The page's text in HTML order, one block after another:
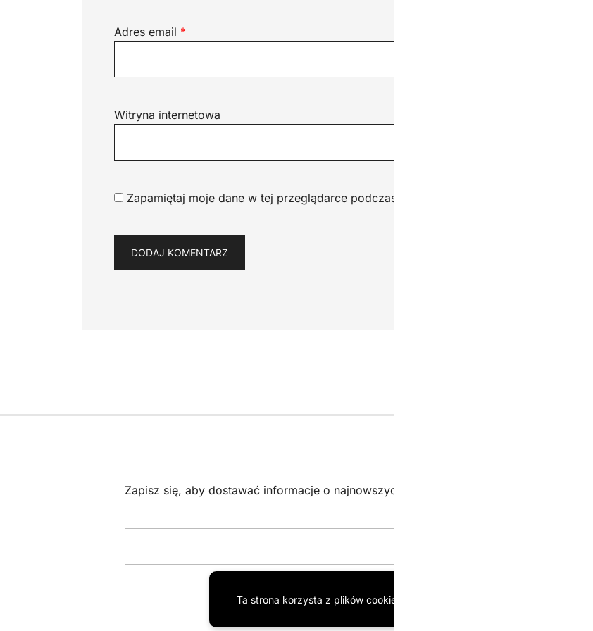
Adres email *
Witryna internetowa
Zapamiętaj moje dane w tej przeglądarce podczas pisania kolejnych komentarzy.
Zapisz się, aby dostawać informacje o najnowszych promocjach i wyjątkowych kodach!
Ta strona korzysta z plików cookie, aby zapewnić jak najlepsze wrażenia.